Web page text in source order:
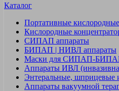
Каталог
Портативные
Кислородные
СИПАП аппараты
БИПАП | НИВЛ аппараты
Маски для СИПАП-
Аппараты ИВЛ
Энтеральные, шприцевые
Аппараты вакуумной